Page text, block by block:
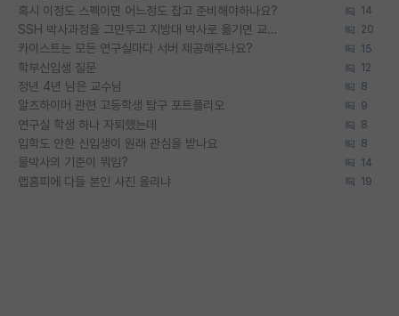
혹시 이정도 스펙이면 어느정도 잡고 준비해야하나요? 14
SSH 박사과정을 그만두고 지방대 박사로 옮기면 교수의 꿈은 끝일까요? 20
카이스트는 모든 연구실마다 서버 제공해주나요? 15
학부신입생 질문 12
정년 4년 남은 교수님 8
알츠하이머 관련 고등학생 탐구 포트폴리오 9
연구실 학생 하나 자퇴했는데 8
입학도 안한 신입생이 원래 관심을 받나요 8
물박사의 기준이 뭐임? 14
랩홈피에 다들 본인 사진 올리냐 19